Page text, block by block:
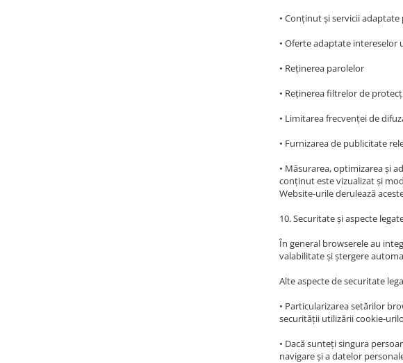
• Conținut și servicii
• Oferte adaptate intereselor
• Reținerea parolelor
• Reținerea filtrelor de
• Limitarea frecvenței de
• Furnizarea de publicitate
• Măsurarea, optimizarea și
conținut este vizualizat și
Website-urile derulează
10. Securitate și aspecte
În general browserele au
valabilitate și ștergere
Alte aspecte de securitate
• Particularizarea setărilor
securității utilizării cookie-
• Dacă sunteți singura
navigare și a datelor